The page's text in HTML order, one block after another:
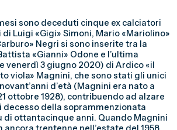
sono deceduti cinque ex calciatori
Luigi «Gigi» Simoni, Mario «Mariolino»
Negri si sono inserite tra la
«Gianni» Odone e l’ultima
venerdì 3 giugno 2020) di Ardico «il
viola» Magnini, che sono stati gli unici
d’età (Magnini era nato a
ottobre 1928), contribuendo ad alzare
decesso della soprammenzionata
di ottantacinque anni. Quando Magnini